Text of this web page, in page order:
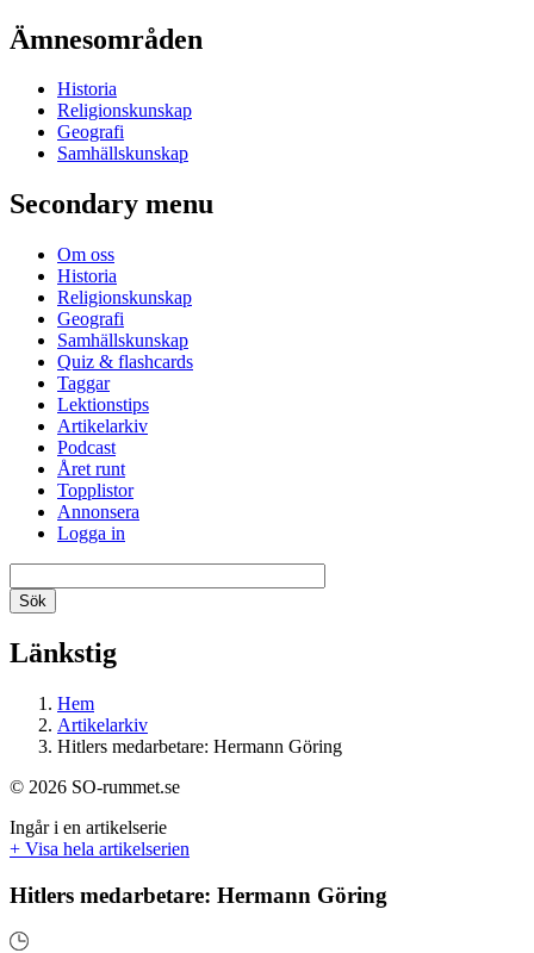
Ämnesområden
Historia
Religionskunskap
Geografi
Samhällskunskap
Secondary menu
Om oss
Historia
Religionskunskap
Geografi
Samhällskunskap
Quiz & flashcards
Taggar
Lektionstips
Artikelarkiv
Podcast
Året runt
Topplistor
Annonsera
Logga in
Länkstig
Hem
Artikelarkiv
Hitlers medarbetare: Hermann Göring
© 2026 SO-rummet.se
Ingår i en artikelserie
+ Visa hela artikelserien
Hitlers medarbetare: Hermann Göring